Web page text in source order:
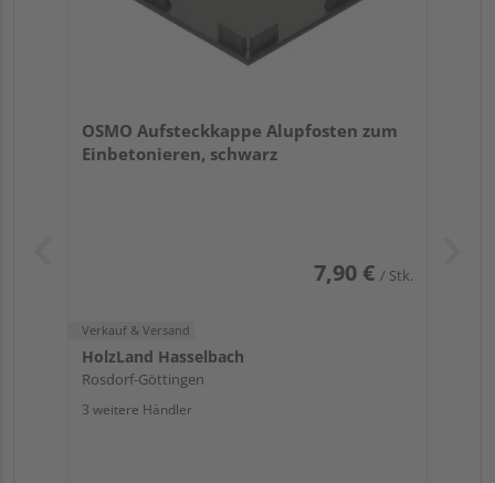
OSMO Aufsteckkappe Alupfosten zum
Einbetonieren, schwarz
7,90 € / Stk.
Verkauf & Versand
HolzLand Hasselbach
Rosdorf-Göttingen
3 weitere Händler